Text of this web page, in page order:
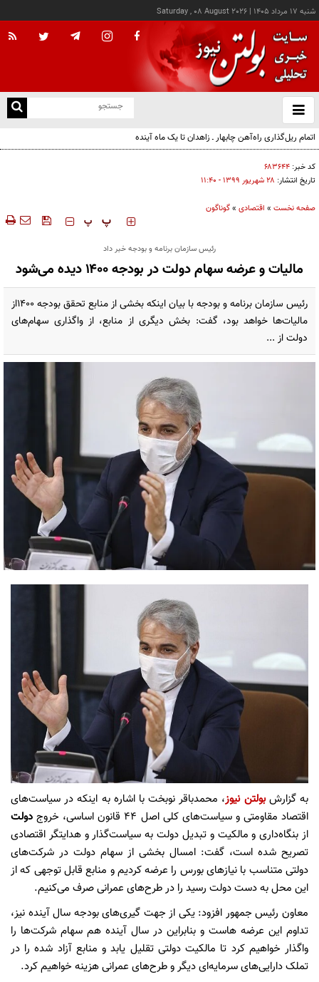
شنبه ۱۷ مرداد ۱۴۰۵ |
Saturday , 08 August 2026
باز
و
کد خبر: ۶۸۳۶۴۴
تاریخ انتشار: ۲۸ شهريور ۱۳۹۹ - ۱۱:۴۰
صفحه نخست » اقتصادی »گوناگون
‍‍‍ پ پ
رئیس سازمان برنامه و بودجه خبر داد
مالیات و عرضه سهام دولت در بودجه ۱۴۰۰ دیده می‌شود
رئیس سازمان برنامه و بودجه با بیان اینکه بخشی از منابع تحقق بودجه ۱۴۰۰از
مالیات‌ها خواهد بود، گفت: بخش دیگری از منابع، از واگذاری سهام‌های
دولت از ...
به گزارشبولتن نیوز، محمدباقر نوبخت با اشاره به اینکه در سیاست‌های
اقتصاد مقاومتی و سیاست‌های کلی اصل ۴۴ قانون اساسی، خروج
دولت
از بنگاه‌داری و مالکیت و تبدیل دولت به سیاست‌گذار و هدایتگر اقتصادی
تصریح شده است، گفت: امسال بخشی از سهام دولت در شرکت‌های
دولتی متناسب با نیازهای بورس را عرضه کردیم و منابع قابل توجهی که از
این محل به دست دولت رسید را در طرح‌های عمرانی صرف می‌کنیم.
معاون رئیس جمهور افزود: یکی از جهت گیری‌های بودجه سال آینده نیز،
تداوم این عرضه هاست و بنابراین در سال آینده هم سهام شرکت‌ها را
واگذار خواهیم کرد تا مالکیت دولتی تقلیل یابد و منابع آزاد شده را در
تملک دارایی‌های سرمایه‌ای دیگر و طرح‌های عمرانی هزینه خواهیم کرد.